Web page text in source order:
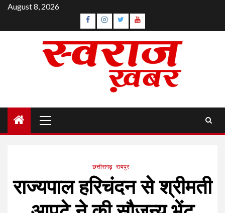
Skip
content
August 8, 2026
Facebook
Instagram
TwitterYouTube
Menu
छत्तीसगढ़ रायपुर
राज्यपाल हरिचंदन से श्रीमती